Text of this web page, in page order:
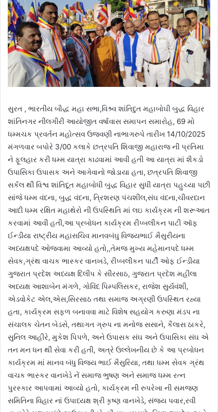
સુરત , ભારતીય બૌદ્ધ મહા સભા,વિશ્ર્વ શાંતિદુત મહાબોઘી બુદ્ધ વિહાર
શાંતિનગર નીલગીરી આયોજીત વર્ષાવાસ સમાપન સમારોહ, 69 મો
ધમ્મચક પ્રવર્તન મહોત્સવ ઉજવણી નાભાગરુપે તારીખ 14/10/2025
મંગળવાર બપોરે 3/00 કલાકે છત્રપતિ શિવાજી મહારાજ ની પ્રતિમા
ને ફૂલહાર કરી ધમ્મ યાત્રા કાઢવામાં આવી હતી આ યાત્રા માં શૈકડો
ઉપાસિકા ઉપાસક અને આગેવાનો જોડાયા હતા, છત્રપતિ શિવાજી
સર્કલ થીં વિશ્વ શાંતિદૂત મહાબોધી બુદ્ધ વિહાર સુધી યાત્રા પહુચ્યા પછી
સાંજે ધમ્મ વંદના, બુદ્ધ વંદના, ત્રિશરણ પંચશીલ,સંઘ વંદના,ચીવરદાન
આદી ધમ્મ રક્ષિત મહાથેરો ની ઉપસ્થિતિ માં લઇ કાર્યક્રમ ની શરૂઆત
કરવામાં આવી હતી,આ પ્રબોધન કાર્યક્રમ રીપ્બલીકન પાટી ઑફ
ઈન્ડીયા રાષ્ટ્રીય મહાસચિવ માનવબંઘુ વિજયભાઈ મૈસુરીયના
અધ્યક્ષપદે ઓજવામા આવ્યો હતો,,તેમજ મુખ્ય મહેમાનપદે ધમ્મ
સેવક,ગ્રંથ વાચક ભાસ્કર વાનખડે, રીપ્બલીકન પાર્ટી ઓફ ઈન્ડીયા
ગુજરાત પ્રદેશ અધ્યક્ષ દિલીપ કે સીરસાઠ, ગુજરાત પ્રદેશ મહીલા
અધ્યક્ષ આશાબેન મંગળે, ગોવિંદ પિમ્પલિસકર, રાજેશ સુર્યવંશી,
એડવોકેટ એલ,એસ,સિરસાઠ તથા સમાજ અગ્રણી ઉપસ્થિત રહ્યા
હતા, કાર્યક્રમ સફળ બનાવવા માટે વિશેષ સહયોગ કરુણા મંડપ ના
સંચાલક ચેતન બેડસે, તથાગત ગ્રુપ ના મનોજ સસાને, કૈલાસ ઠાકરે,
સુનિલ આહીરે, મુકેશ પિપળે, અને ઉપાસક સંઘ અને ઉપાસિકા સંઘ એ
તન મન ધન થીં સેવા કરી હતી, અત્રે ઉલ્લેખનીય છે કે આ પ્રબોધન
કાર્યક્રમ માં માનવ બંધુ વિજય ભાઈ મૈસુરિયા, તથા ધમ્મ સેવક ગ્રંથ
વાચક ભાસ્કર વાનખેડે નેં સમાજ ભુષણ અને સમાજ ધમ્મ રત્ન
પુરસ્કાર આપવામાં આવ્યો હતો, કાર્યક્રમ ની રુપરેખા ની સમજણ
સમિતિના વિહાર નાં ઉપાધ્યક્ષ શ્રી કૃષ્ણ વાનખેડે, સંજય પવાર,રવી